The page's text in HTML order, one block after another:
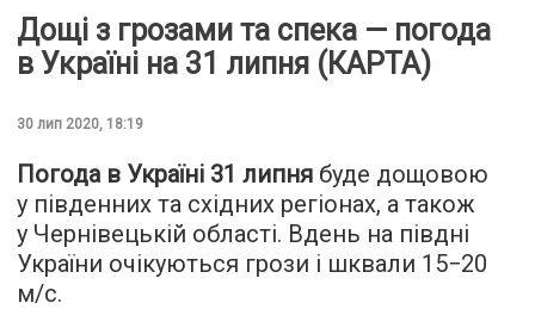
Дощі з грозами та спека — погода
в Україні на 31 липня (КАРТА)
30 лип 2020, 18:19
Погода в Україні 31 липня буде дощовою
у південних та східних регіонах, а також
у Чернівецькій області. Вдень на півдні
України очікуються грози і шквали 15−20
м/с.